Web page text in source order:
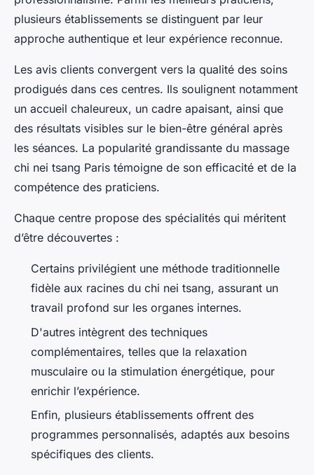
plusieurs établissements se distinguent par leur
approche authentique et leur expérience reconnue.
Les avis clients convergent vers la qualité des soins
prodigués dans ces centres. Ils soulignent notamment
un accueil chaleureux, un cadre apaisant, ainsi que
des résultats visibles sur le bien-être général après
les séances. La popularité grandissante du massage
chi nei tsang Paris témoigne de son efficacité et de la
compétence des praticiens.
Chaque centre propose des spécialités qui méritent
d’être découvertes :
Certains privilégient une méthode traditionnelle
fidèle aux racines du chi nei tsang, assurant un
travail profond sur les organes internes.
D'autres intègrent des techniques
complémentaires, telles que la relaxation
musculaire ou la stimulation énergétique, pour
enrichir l’expérience.
Enfin, plusieurs établissements offrent des
programmes personnalisés, adaptés aux besoins
spécifiques des clients.